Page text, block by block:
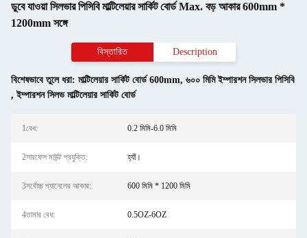
ডুবে যাওয়া সিলভার পিসিবি মাল্টিলেয়ার সার্কিট বোর্ড Max. বড় আকার 600mm *
1200mm সঙ্গে
বিস্তারিত Description
বিশেষভাবে তুলে ধরা: মাল্টিলেয়ার সার্কিট বোর্ড 600mm, ৬০০ মিমি ইম্পারশন সিলভার পিসিবি
, ইম্পারশন সিলভ মাল্টিলেয়ার সার্কিট বোর্ড
1বেধ: 0.2 মিমি-6.0 মিমি
2সারফেস মাউন্ট প্রযুক্তি: হ্যাঁ।
3সর্বোচ্চ প্যানেলের আকার: 600 মিমি * 1200 মিমি
4তামার বেধ: 0.5OZ-6OZ